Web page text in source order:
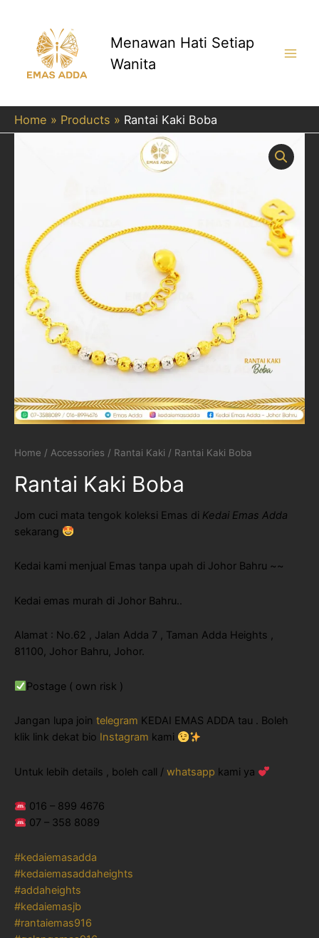
Menawan Hati Setiap
Wanita
Home Products Rantai Kaki Boba
Home / Accessories / Rantai Kaki / Rantai Kaki Boba
Rantai Kaki Boba
Jom cuci mata tengok koleksi Emas di Kedai Emas Adda
sekarang
Kedai kami menjual Emas tanpa upah di Johor Bahru ~~
Kedai emas murah di Johor Bahru..
Alamat : No.62 , Jalan Adda 7 , Taman Adda Heights ,
81100, Johor Bahru, Johor.
Postage ( own risk )
Jangan lupa join telegram KEDAI EMAS ADDA tau . Boleh
klik link dekat bio Instagram kami
Untuk lebih details , boleh call / whatsapp kami ya
016 – 899 4676
07 – 358 8089
#kedaiemasadda
#kedaiemasaddaheights
#addaheights
#kedaiemasjb
#rantaiemas916